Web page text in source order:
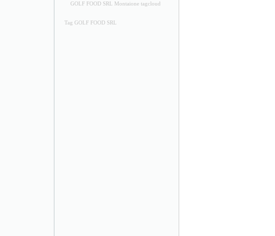
GOLF FOOD SRL Montaione tagcloud
Tag GOLF FOOD SRL